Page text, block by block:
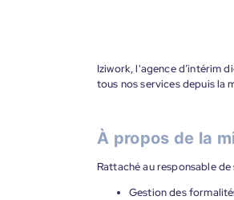
Iziwork, l'agence d’intérim
tous nos services depuis la
À propos de la
Rattaché au responsable
Gestion des